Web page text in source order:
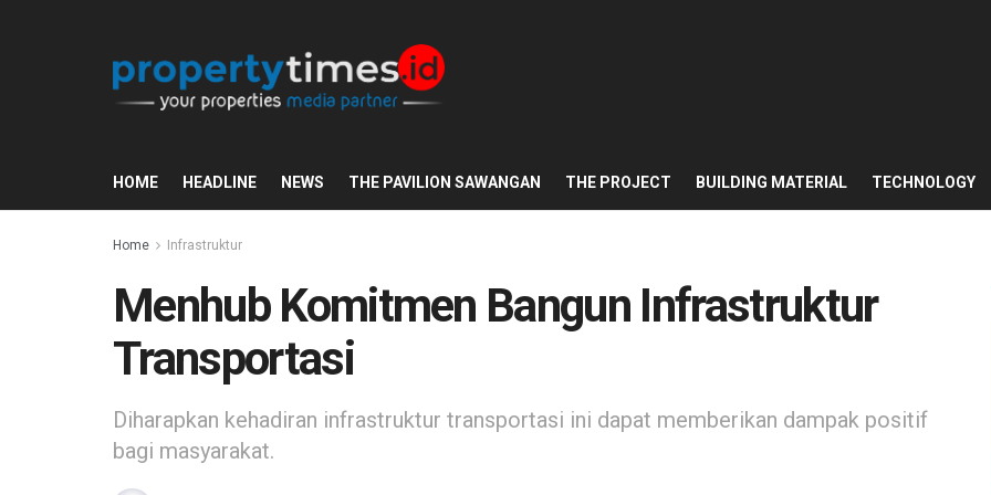
HOME HEADLINE NEWS THE PAVILION SAWANGAN THE PROJECT BUILDING MATERIAL TECHNOLOGY
Home Infrastruktur
Menhub Komitmen Bangun Infrastruktur
Transportasi
Diharapkan kehadiran infrastruktur transportasi ini dapat memberikan dampak positif
bagi masyarakat.